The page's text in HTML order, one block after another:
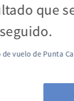
Familia